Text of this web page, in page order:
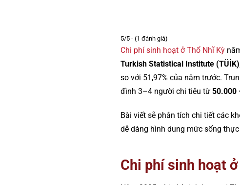
5/5 - (1 đánh giá)
Chi phí sinh hoạt ở Thổ Nhĩ Kỳ
Turkish Statistical Institute (TÜİK)
so với 51,97% của năm trước.
đình 3–4 người chi tiêu từ 50.000
Bài viết sẽ phân tích chi tiết các
dễ dàng hình dung mức sống
Chi phí sinh hoạt